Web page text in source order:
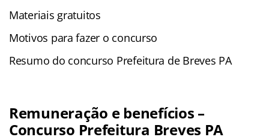
Materiais gratuitos
Motivos para fazer o concurso
Resumo do concurso Prefeitura de Breves PA
Remuneração e benefícios –
Concurso Prefeitura Breves PA